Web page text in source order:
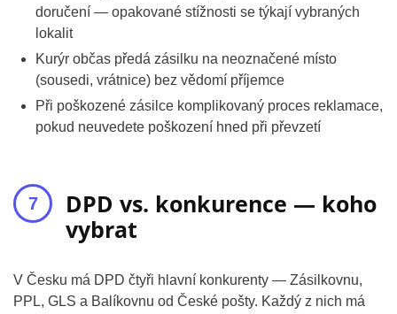
doručení — opakované stížnosti se týkají vybraných
lokalit
Kurýr občas předá zásilku na neoznačené místo
(sousedi, vrátnice) bez vědomí příjemce
Při poškozené zásilce komplikovaný proces reklamace,
pokud neuvedete poškození hned při převzetí
DPD vs. konkurence — koho
vybrat
V Česku má DPD čtyři hlavní konkurenty — Zásilkovnu,
PPL, GLS a Balíkovnu od České pošty. Každý z nich má